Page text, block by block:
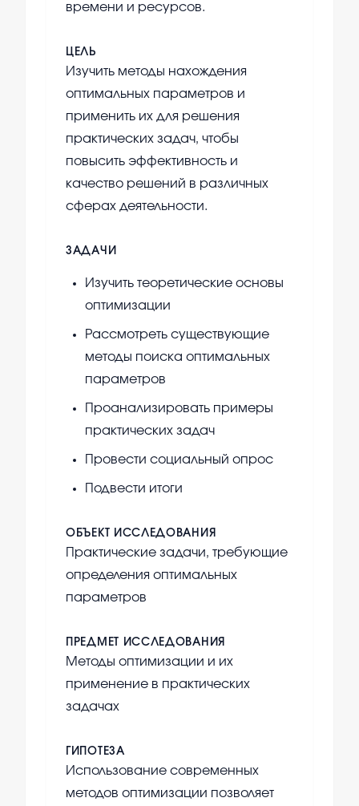
времени и ресурсов.
ЦЕЛЬ
Изучить методы нахождения
оптимальных параметров и
применить их для решения
практических задач, чтобы
повысить эффективность и
качество решений в различных
сферах деятельности.
ЗАДАЧИ
Изучить теоретические основы
оптимизации
Рассмотреть существующие
методы поиска оптимальных
параметров
Проанализировать примеры
практических задач
Провести социальный опрос
Подвести итоги
ОБЪЕКТ ИССЛЕДОВАНИЯ
Практические задачи, требующие
определения оптимальных
параметров
ПРЕДМЕТ ИССЛЕДОВАНИЯ
Методы оптимизации и их
применение в практических
задачах
ГИПОТЕЗА
Использование современных
методов оптимизации позволяет